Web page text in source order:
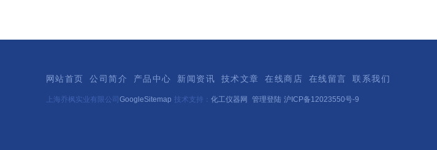
网站首页 公司简介 产品中心 新闻资讯 技术文章 在线商店 在线留言 联系我们
上海乔枫实业有限公司 GoogleSitemap 技术支持： 化工仪器网 管理登陆 沪ICP备12023550号-9